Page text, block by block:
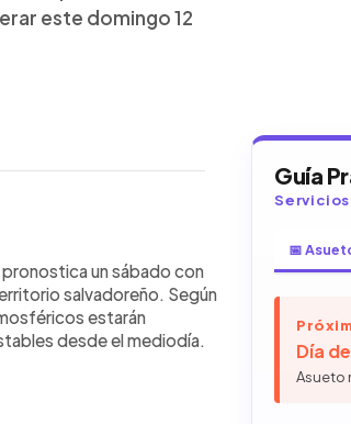
este domingo 12
El Salvador,
vaguada y una
la franja
el centro, norte y
un sábado con
salvadoreño. Según
estarán
desde el mediodía.
Guía
📅
Día
Asueto